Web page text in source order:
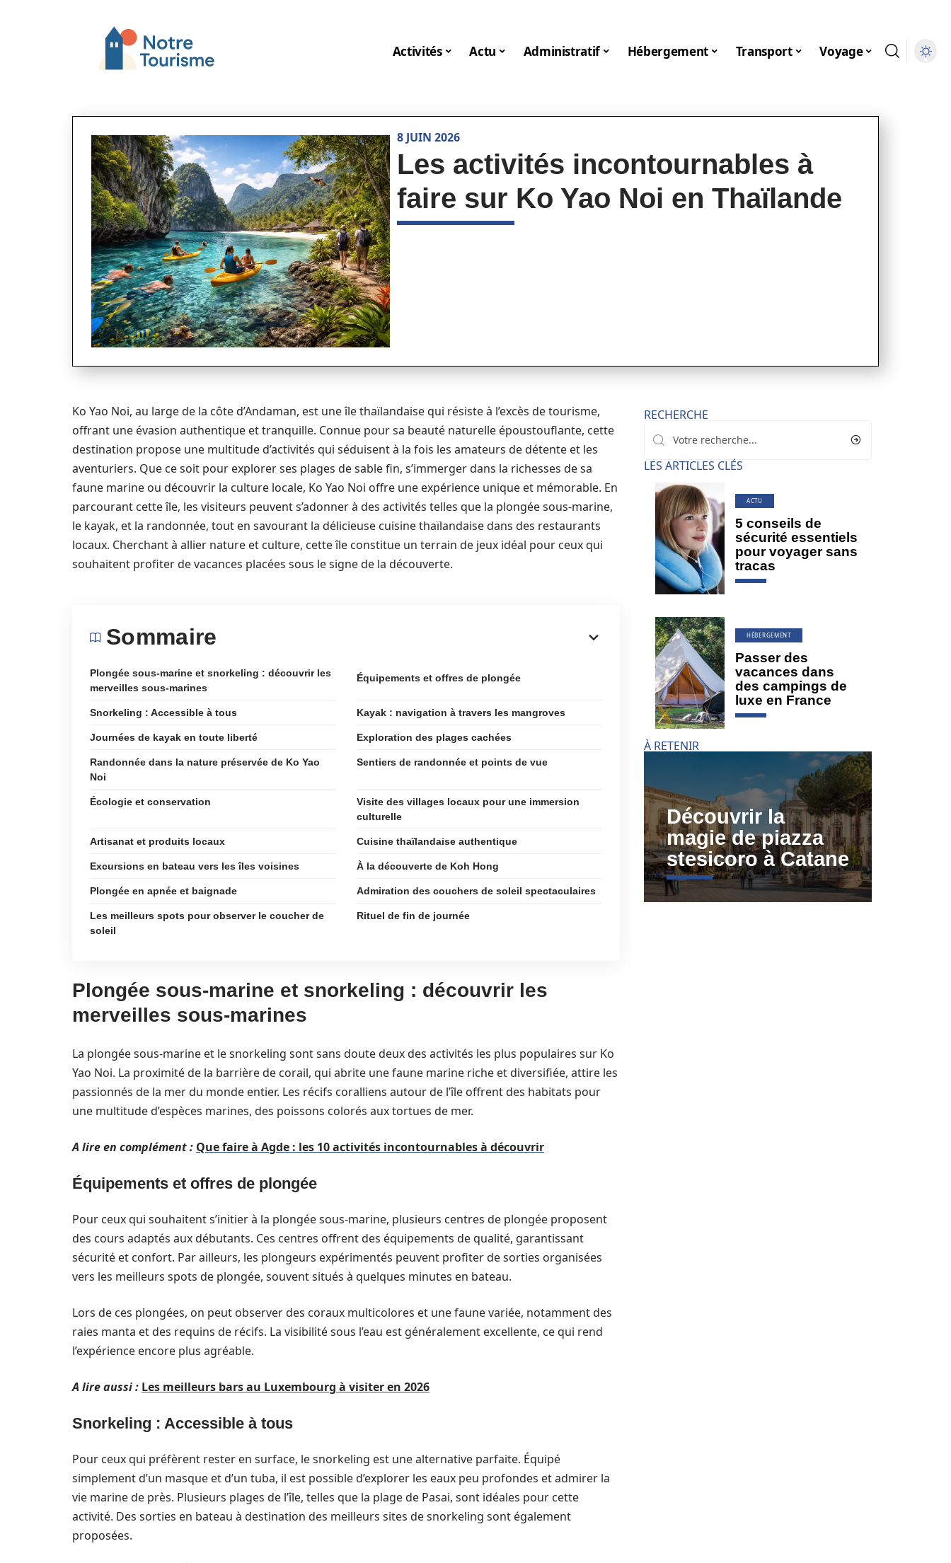
Activités Actu Administratif Hébergement Transport Voyage
8 JUIN 2026
Les activités incontournables à
faire sur Ko Yao Noi en Thaïlande
Ko Yao Noi, au large de la côte d’Andaman, est une île thaïlandaise qui résiste à l’excès de tourisme,
offrant une évasion authentique et tranquille. Connue pour sa beauté naturelle époustouflante, cette
destination propose une multitude d’activités qui séduisent à la fois les amateurs de détente et les
aventuriers. Que ce soit pour explorer ses plages de sable fin, s’immerger dans la richesses de sa
faune marine ou découvrir la culture locale, Ko Yao Noi offre une expérience unique et mémorable. En
parcourant cette île, les visiteurs peuvent s’adonner à des activités telles que la plongée sous-marine,
le kayak, et la randonnée, tout en savourant la délicieuse cuisine thaïlandaise dans des restaurants
locaux. Cherchant à allier nature et culture, cette île constitue un terrain de jeux idéal pour ceux qui
souhaitent profiter de vacances placées sous le signe de la découverte.
Sommaire
Plongée sous-marine et snorkeling : découvrir les
merveilles sous-marines
Équipements et offres de plongée
Snorkeling : Accessible à tous Kayak : navigation à travers les mangroves
Journées de kayak en toute liberté Exploration des plages cachées
Randonnée dans la nature préservée de Ko Yao
Noi
Sentiers de randonnée et points de vue
Écologie et conservation
Visite des villages locaux pour une immersion
culturelle
Artisanat et produits locaux Cuisine thaïlandaise authentique
Excursions en bateau vers les îles voisines À la découverte de Koh Hong
Plongée en apnée et baignade Admiration des couchers de soleil spectaculaires
Les meilleurs spots pour observer le coucher de
soleil
Rituel de fin de journée
Plongée sous-marine et snorkeling : découvrir les
merveilles sous-marines
La plongée sous-marine et le snorkeling sont sans doute deux des activités les plus populaires sur Ko
Yao Noi. La proximité de la barrière de corail, qui abrite une faune marine riche et diversifiée, attire les
passionnés de la mer du monde entier. Les récifs coralliens autour de l’île offrent des habitats pour
une multitude d’espèces marines, des poissons colorés aux tortues de mer.
A lire en complément : Que faire à Agde : les 10 activités incontournables à découvrir
Équipements et offres de plongée
Pour ceux qui souhaitent s’initier à la plongée sous-marine, plusieurs centres de plongée proposent
des cours adaptés aux débutants. Ces centres offrent des équipements de qualité, garantissant
sécurité et confort. Par ailleurs, les plongeurs expérimentés peuvent profiter de sorties organisées
vers les meilleurs spots de plongée, souvent situés à quelques minutes en bateau.
Lors de ces plongées, on peut observer des coraux multicolores et une faune variée, notamment des
raies manta et des requins de récifs. La visibilité sous l’eau est généralement excellente, ce qui rend
l’expérience encore plus agréable.
A lire aussi : Les meilleurs bars au Luxembourg à visiter en 2026
Snorkeling : Accessible à tous
Pour ceux qui préfèrent rester en surface, le snorkeling est une alternative parfaite. Équipé
simplement d’un masque et d’un tuba, il est possible d’explorer les eaux peu profondes et admirer la
vie marine de près. Plusieurs plages de l’île, telles que la plage de Pasai, sont idéales pour cette
activité. Des sorties en bateau à destination des meilleurs sites de snorkeling sont également
proposées.
RECHERCHE
LES ARTICLES CLÉS
ACTU
5 conseils de
sécurité essentiels
pour voyager sans
tracas
HÉBERGEMENT
Passer des
vacances dans
des campings de
luxe en France
À RETENIR
Découvrir la
magie de piazza
stesicoro à Catane